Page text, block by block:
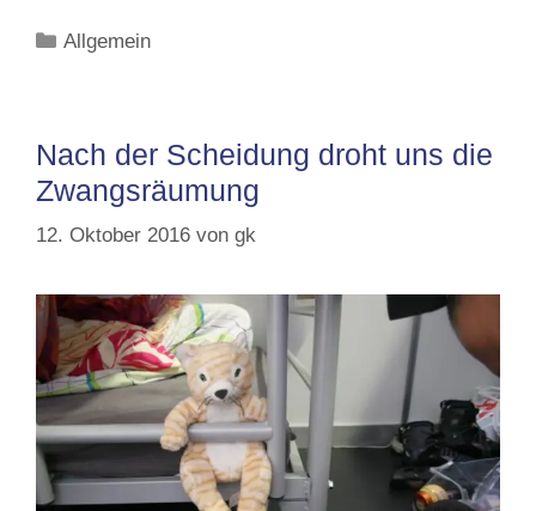
Kategorien
Allgemein
Nach der Scheidung droht uns die
Zwangsräumung
12. Oktober 2016 von gk